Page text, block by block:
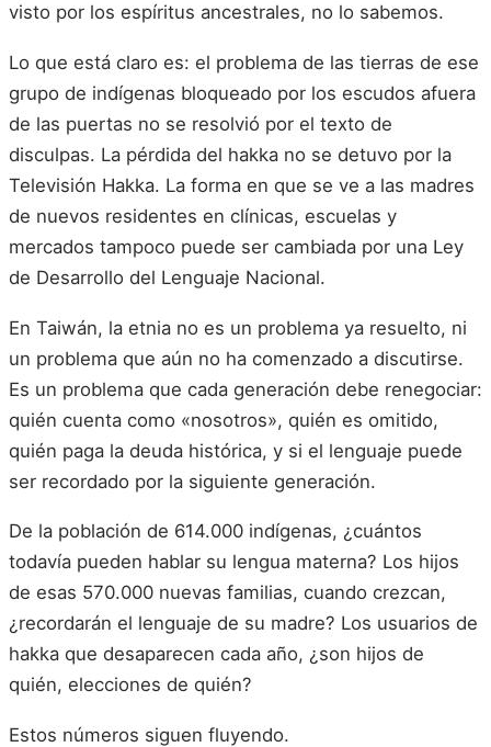
visto por los espíritus ancestrales, no lo sabemos.
Lo que está claro es: el problema de las tierras de ese
grupo de indígenas bloqueado por los escudos afuera
de las puertas no se resolvió por el texto de
disculpas. La pérdida del hakka no se detuvo por la
Televisión Hakka. La forma en que se ve a las madres
de nuevos residentes en clínicas, escuelas y
mercados tampoco puede ser cambiada por una Ley
de Desarrollo del Lenguaje Nacional.
En Taiwán, la etnia no es un problema ya resuelto, ni
un problema que aún no ha comenzado a discutirse.
Es un problema que cada generación debe renegociar:
quién cuenta como «nosotros», quién es omitido,
quién paga la deuda histórica, y si el lenguaje puede
ser recordado por la siguiente generación.
De la población de 614.000 indígenas, ¿cuántos
todavía pueden hablar su lengua materna? Los hijos
de esas 570.000 nuevas familias, cuando crezcan,
¿recordarán el lenguaje de su madre? Los usuarios de
hakka que desaparecen cada año, ¿son hijos de
quién, elecciones de quién?
Estos números siguen fluyendo.